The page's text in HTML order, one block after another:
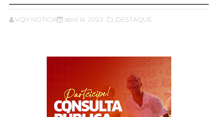
VQV NOTICIAS abril 14, 2023 ,DESTAQUE